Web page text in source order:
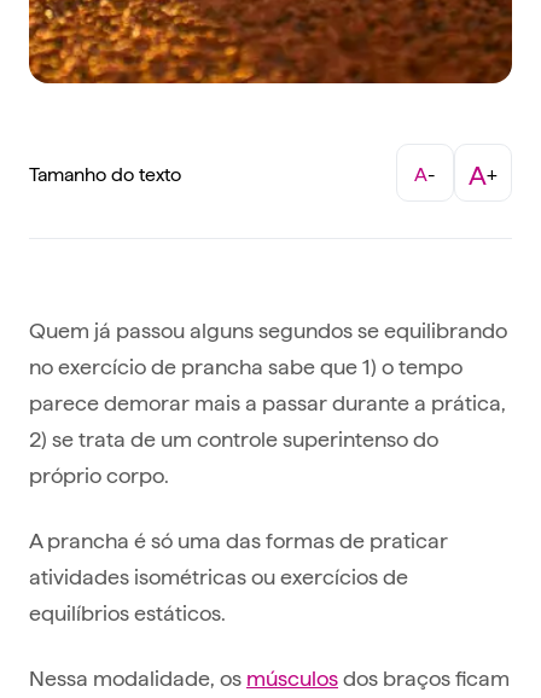
Tamanho do texto A- A+
Quem já passou alguns segundos se equilibrando
no exercício de prancha sabe que 1) o tempo
parece demorar mais a passar durante a prática,
2) se trata de um controle superintenso do
próprio corpo.
A prancha é só uma das formas de praticar
atividades isométricas ou exercícios de
equilíbrios estáticos.
Nessa modalidade, os músculosdos braços ficam